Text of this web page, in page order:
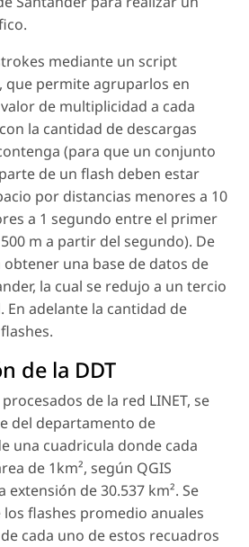
mediante un script
, que permite agruparlos en
de multiplicidad a cada
la cantidad de descargas
(para que un conjunto
de un flash deben estar
por distancias menores a 10
a 1 segundo entre el primer
m a partir del segundo). De
una base de datos de
la cual se redujo a un tercio
adelante la cantidad de
de la DDT
de la red LINET, se
del departamento de
una cuadricula donde cada
de 1km², según QGIS
de 30.537 km². Se
flashes promedio anuales
cada uno de estos recuadros